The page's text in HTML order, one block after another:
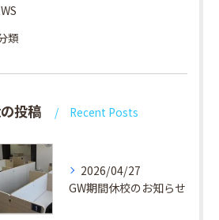
類
投稿 Recent Posts
2026/04/27
GW期間休校のお知らせ